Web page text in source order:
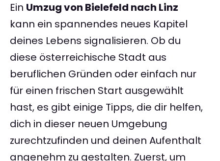
Ein Umzug von Bielefeld nach Linz
kann ein spannendes neues Kapitel
deines Lebens signalisieren. Ob du
diese österreichische Stadt aus
beruflichen Gründen oder einfach nur
für einen frischen Start ausgewählt
hast, es gibt einige Tipps, die dir helfen,
dich in dieser neuen Umgebung
zurechtzufinden und deinen Aufenthalt
angenehm zu gestalten. Zuerst, um